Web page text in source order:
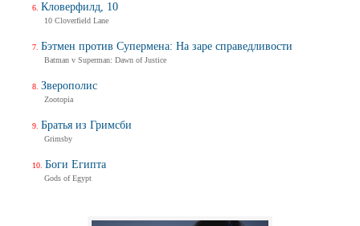
Кловерфилд, 10
10 Cloverfield Lane
Бэтмен против Супермена: На заре справедливости
Batman v Superman: Dawn of Justice
Зверополис
Zootopia
Братья из Гримсби
Grimsby
Боги Египта
Gods of Egypt